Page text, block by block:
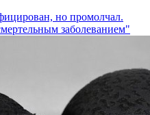
но промолчал.
заболеванием"